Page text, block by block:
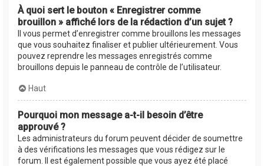
À quoi sert le bouton « Enregistrer comme
brouillon » affiché lors de la rédaction d’un sujet ?
Il vous permet d’enregistrer comme brouillons les messages
que vous souhaitez finaliser et publier ultérieurement. Vous
pouvez reprendre les messages enregistrés comme
brouillons depuis le panneau de contrôle de l’utilisateur.
Haut
Pourquoi mon message a-t-il besoin d’être
approuvé ?
Les administrateurs du forum peuvent décider de soumettre
à des vérifications les messages que vous rédigez sur le
forum. Il est également possible que vous ayez été placé